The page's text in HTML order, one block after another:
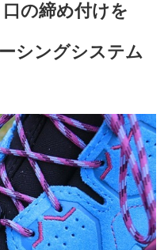
口の締め付けを
シングシステム